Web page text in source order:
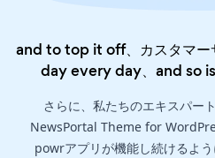
and to top it off、カスタマー
day every day、and so
さらに、私たちのエキスパー
NewsPortal Theme for
powrアプリが機能し続けるよ